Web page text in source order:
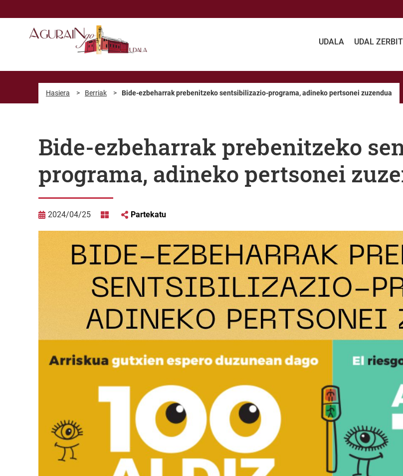
UDALA UDAL
Hasiera > Berriak > Bide-ezbeharrak prebenitzeko sentsibilizazio-programa, adineko pertsonei zuzendua
Bide-ezbeharrak prebenitzeko
programa, adineko pertsonei
2024/04/25 Partekatu